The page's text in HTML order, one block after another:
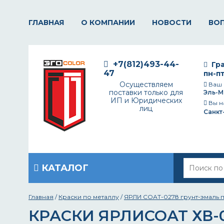
ГЛАВНАЯ О КОМПАНИИ НОВОСТИ
пн-
Ваш
Эль-
Вы
+7(812)493-44-
47
Осуществляем
поставки только для
ИП и Юридических
лиц
КАТАЛОГ
Главная / Краски по металлу / ЯРЛИ СОАТ-0278 грунт-эмаль
КРАСКИ ЯРЛИСОАТ ХВ-